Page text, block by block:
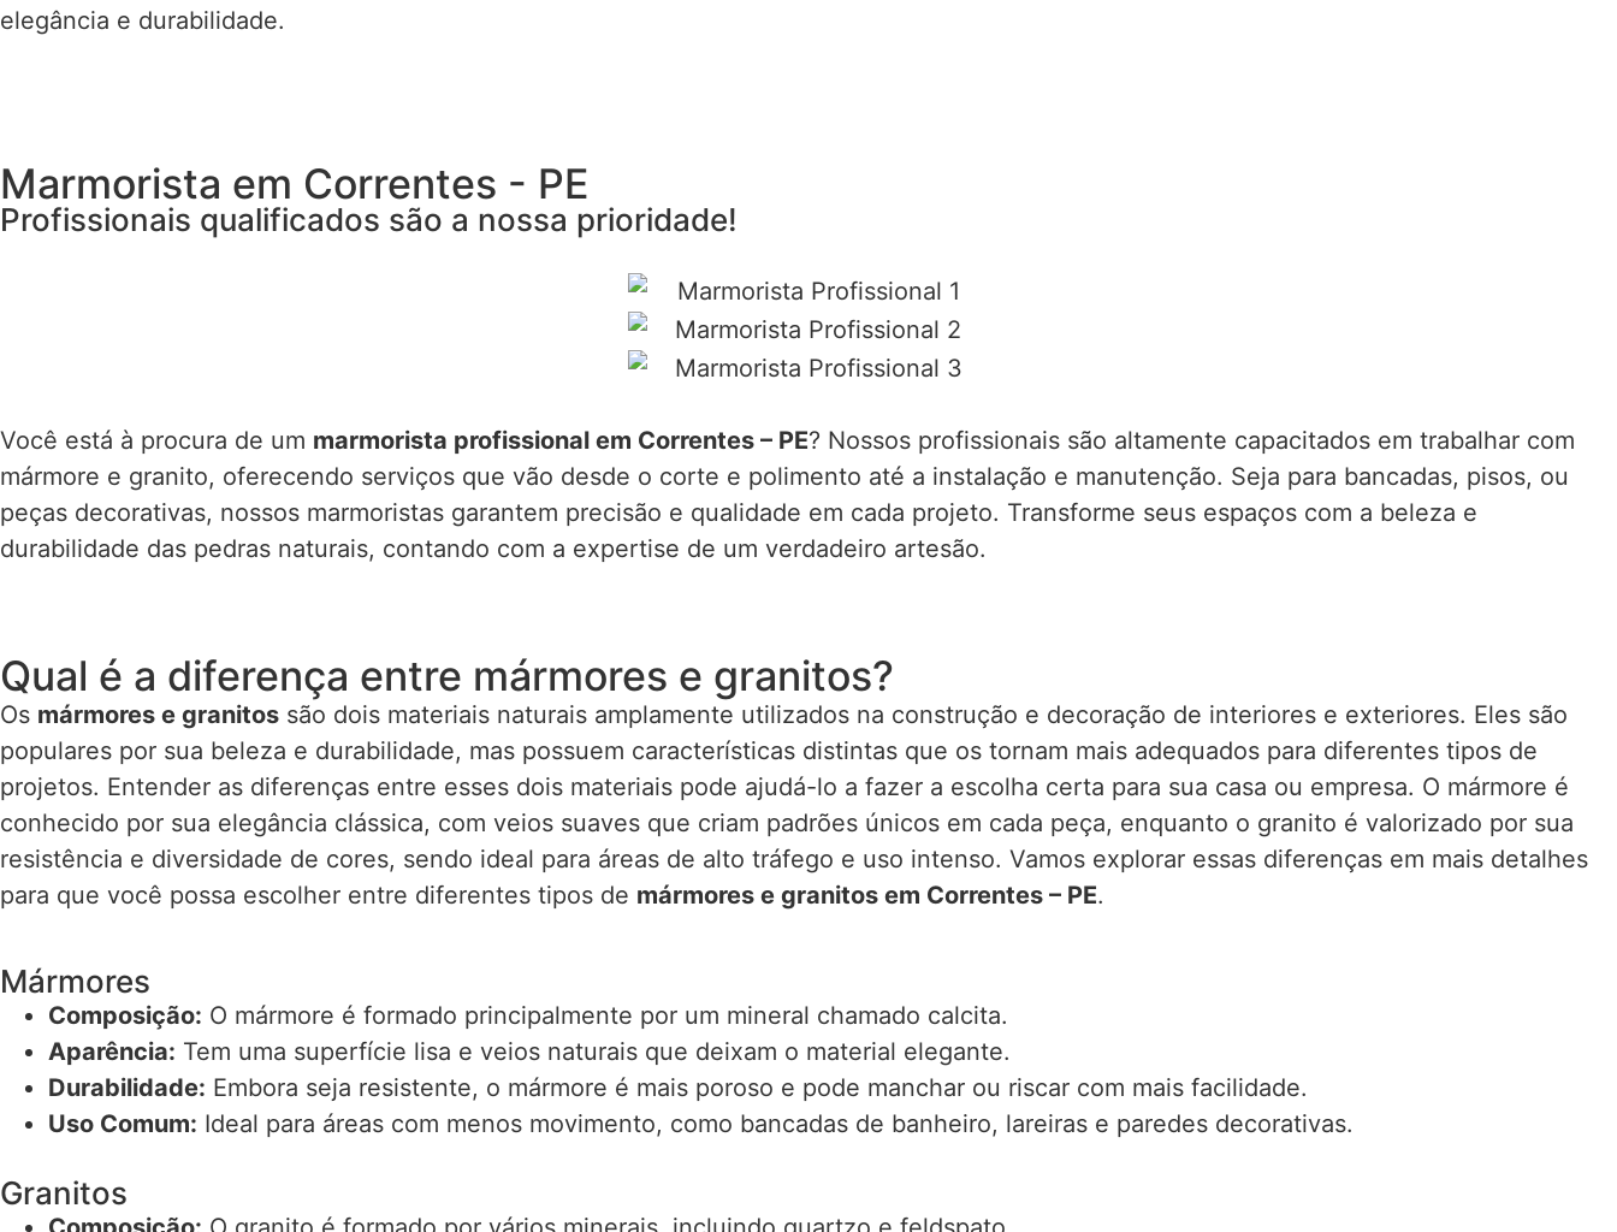
elegância e durabilidade.
Marmorista em Correntes - PE
Profissionais qualificados são a nossa prioridade!
Você está à procura de um marmorista profissional em Correntes – PE? Nossos profissionais são altamente capacitados em trabalhar com
mármore e granito, oferecendo serviços que vão desde o corte e polimento até a instalação e manutenção. Seja para bancadas, pisos, ou
peças decorativas, nossos marmoristas garantem precisão e qualidade em cada projeto. Transforme seus espaços com a beleza e
durabilidade das pedras naturais, contando com a expertise de um verdadeiro artesão.
Qual é a diferença entre mármores e granitos?
Os mármores e granitos são dois materiais naturais amplamente utilizados na construção e decoração de interiores e exteriores. Eles são
populares por sua beleza e durabilidade, mas possuem características distintas que os tornam mais adequados para diferentes tipos de
projetos. Entender as diferenças entre esses dois materiais pode ajudá-lo a fazer a escolha certa para sua casa ou empresa. O mármore é
conhecido por sua elegância clássica, com veios suaves que criam padrões únicos em cada peça, enquanto o granito é valorizado por sua
resistência e diversidade de cores, sendo ideal para áreas de alto tráfego e uso intenso. Vamos explorar essas diferenças em mais detalhes
para que você possa escolher entre diferentes tipos de mármores e granitos em Correntes – PE.
Mármores
Composição: O mármore é formado principalmente por um mineral chamado calcita.
Aparência: Tem uma superfície lisa e veios naturais que deixam o material elegante.
Durabilidade: Embora seja resistente, o mármore é mais poroso e pode manchar ou riscar com mais facilidade.
Uso Comum: Ideal para áreas com menos movimento, como bancadas de banheiro, lareiras e paredes decorativas.
Granitos